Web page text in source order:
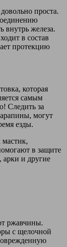
проста.
внутрь железа.
в состав
протекцию
которая
самым
Следить за
могут
езды.
в защите
и другие
ржавчины.
с щелочной